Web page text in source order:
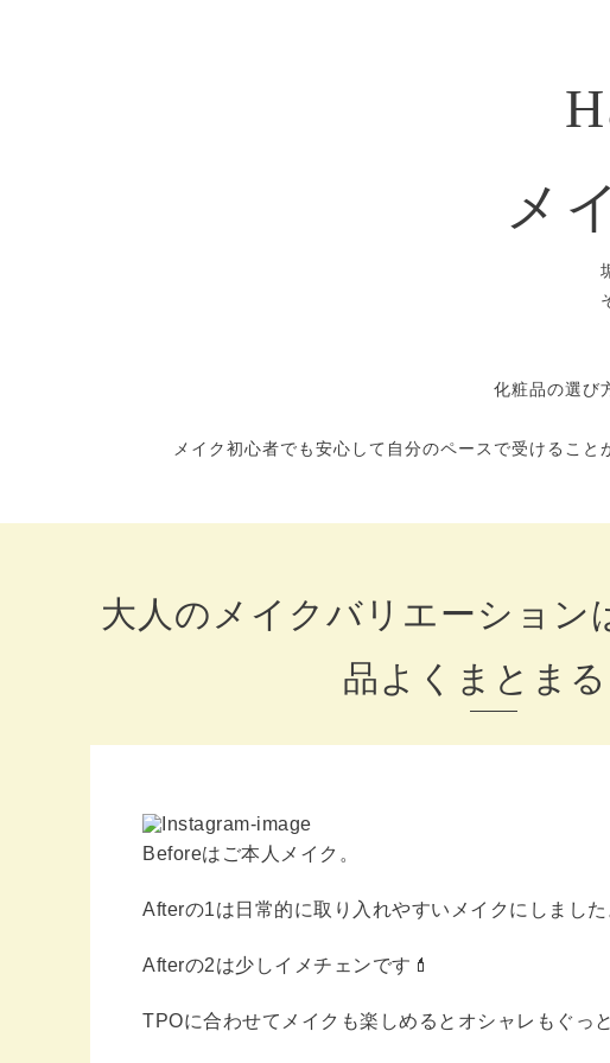
メ
化粧品の選び
メイク初心者でも安心して自分のペースで受けること
大人のメイクバリエーション
品よくまとまる
Beforeはご本人メイク。
Afterの1は日常的に取り入れやすいメイクにしました
Afterの2は少しイメチェンです💄
TPOに合わせてメイクも楽しめるとオシャレもぐっ